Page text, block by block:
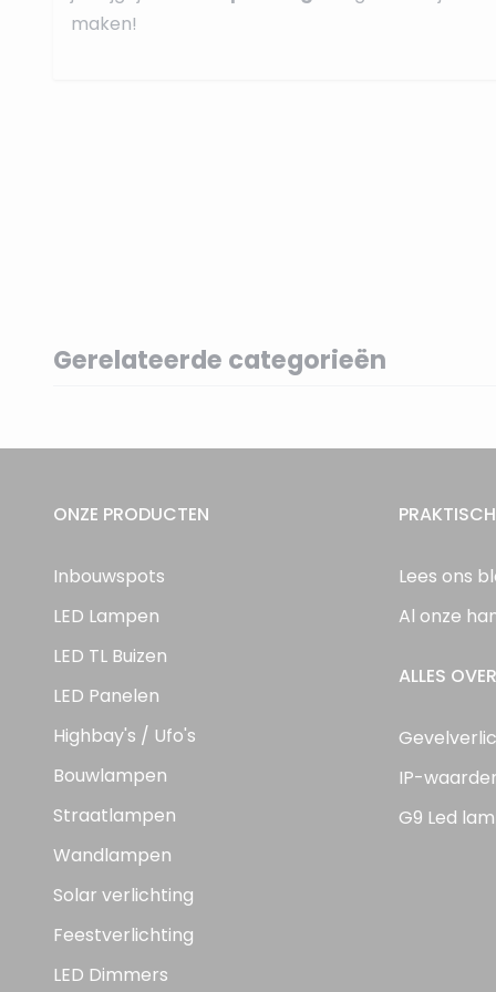
maken!
Gerelateerde categorieën
ONZE PRODUCTEN
Inbouwspots
LED Lampen
LED TL Buizen
LED Panelen
Highbay's / Ufo's
Bouwlampen
Straatlampen
Wandlampen
Solar verlichting
Feestverlichting
LED Dimmers
Lees ons
Al onze
ALLES
IP-
G9 Led